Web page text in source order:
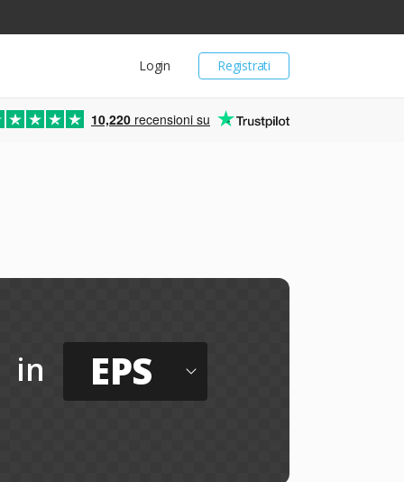
Registrati
Login
10,220 recensioni su
in EPS